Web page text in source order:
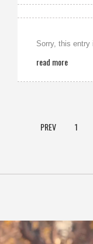
Sorry, this entry
read more
PREV 1